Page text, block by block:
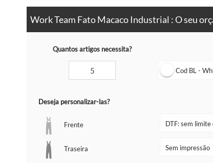
Work Team Fato Macaco Industrial : O seu
Quantos artigos necessita?
Cod BL -
Deseja personalizar-las?
Frente
Traseira